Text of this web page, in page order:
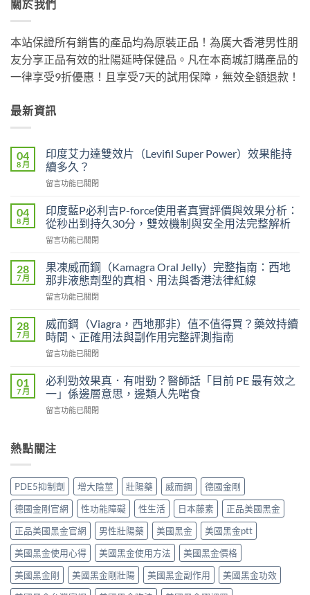
關於我們
本站保證所有銷售的產品均為原裝正品！為廣大香港男性朋
友分享正品有效的壯陽延時保健品。凡在本商城訂購產品的
一律享受9折優惠！且享受7天的試用保障，無效全額退款！
最新資訊
04
8 月
印度艾力達雙效片（Levifil Super Power）效果能持
續多久？
在
度
艾
力
達
效
片
（Levifil
Super
效
果
持
多
久？〉
中
留言功能已關閉
04
8 月
印度藍P必利吉P-force使用者真實評價與效果分析：
從秒出到持久30分，雙效機制與安全用法完整解析
在
度
藍
P
必
吉
P-
force
使
者
真
評
效
析：
從
秒
出
到
持
久
30
分，
雙
留言功能已關閉
28
7 月
果凍威而鋼（Kamagra Oral Jelly）完整指南：西地
那非液態劑型的真相、用法與香港法律紅線
在
凍
威
而
鋼
Oral
整
西
非
液
態
劑
型
的
真
相、
用
法
留言功能已關閉
28
7 月
威而鋼（Viagra，西地那非）值不值得買？藥效持續
時間、正確用法與副作用完整評測指南
在
而
鋼
（Viagra，
西
非）
值
得
買？
藥
效
持
續
時
間、
正
留言功能已關閉
01
7 月
必利勁效果真．有咁勁？醫師話「目前 PE 最有效之
一」係邊層意思，邊類人先啱食
在
勁
效
真．
有
咁
勁？
醫
師
話
「目
前
PE
留言功能已關閉
熱點關注
PDE5抑制劑 增大陰莖 壯陽藥 威而鋼
德國金剛
德國金剛官網
性功能障礙 性生活 日本藤素
正品美國黑金
正品美國黑金官網
男性壯陽藥 美國黑金
美國黑金ptt
美國黑金使用心得
美國黑金使用方法
美國黑金價格
美國黑金剛
美國黑金剛壯陽 美國黑金副作用
美國黑金功效